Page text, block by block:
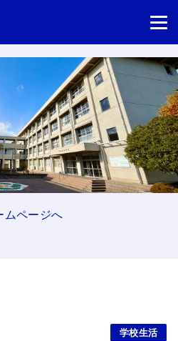
ムページへ
学校生活